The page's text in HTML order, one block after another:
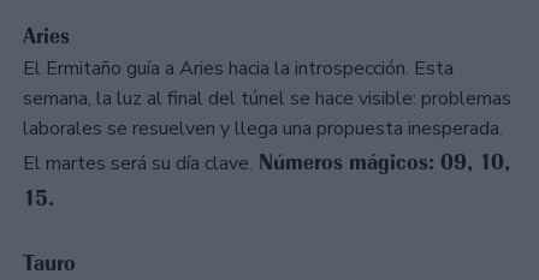
Aries
El Ermitaño guía a Aries hacia la introspección. Esta
semana, la luz al final del túnel se hace visible: problemas
laborales se resuelven y llega una propuesta inesperada.
El martes será su día clave. Números mágicos: 09, 10,
15.
Tauro